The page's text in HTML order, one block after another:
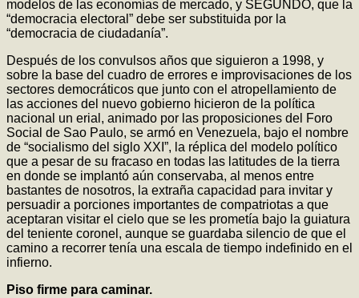
modelos de las economías de mercado, y SEGUNDO, que la
“democracia electoral” debe ser substituida por la
“democracia de ciudadanía”.
Después de los convulsos años que siguieron a 1998, y
sobre la base del cuadro de errores e improvisaciones de los
sectores democráticos que junto con el atropellamiento de
las acciones del nuevo gobierno hicieron de la política
nacional un erial, animado por las proposiciones del Foro
Social de Sao Paulo, se armó en Venezuela, bajo el nombre
de “socialismo del siglo XXI”, la réplica del modelo político
que a pesar de su fracaso en todas las latitudes de la tierra
en donde se implantó aún conservaba, al menos entre
bastantes de nosotros, la extraña capacidad para invitar y
persuadir a porciones importantes de compatriotas a que
aceptaran visitar el cielo que se les prometía bajo la guiatura
del teniente coronel, aunque se guardaba silencio de que el
camino a recorrer tenía una escala de tiempo indefinido en el
infierno.
Piso firme para caminar.